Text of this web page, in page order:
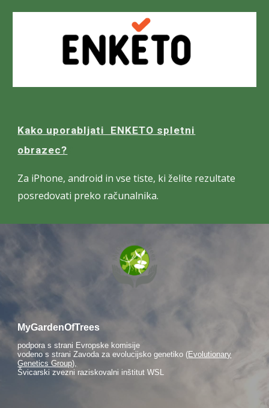
Kako uporabljati ENKETO spletni
obrazec?
Za iPhone, android in vse tiste, ki želite rezultate
posredovati preko računalnika.
MyGardenOfTrees
podpora s strani Evropske komisije
vodeno s strani Zavoda za evolucijsko genetiko (Evolutionary
Genetics Group),
Švicarski zvezni raziskovalni inštitut WSL